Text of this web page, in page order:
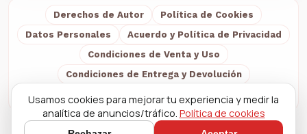
Derechos de Autor
Política de Cookies
Datos Personales
Acuerdo y Política de Privacidad
Condiciones de Venta y Uso
Condiciones de Entrega y Devolución
Sobre Nosotros
Usamos cookies para mejorar tu experiencia y medir la
analítica de anuncios/tráfico. Política de cookies